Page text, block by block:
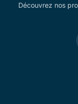
Découvrez nos